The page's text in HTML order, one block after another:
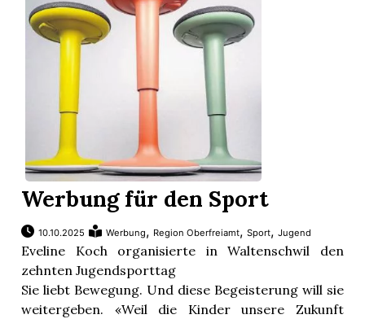
Werbung für den Sport
10.10.2025 Werbung, Region Oberfreiamt,Sport,Jugend
Eveline Koch organisierte in Waltenschwil den
zehnten Jugendsporttag
Sie liebt Bewegung. Und diese Begeisterung will sie
weitergeben. «Weil die Kinder unsere Zukunft